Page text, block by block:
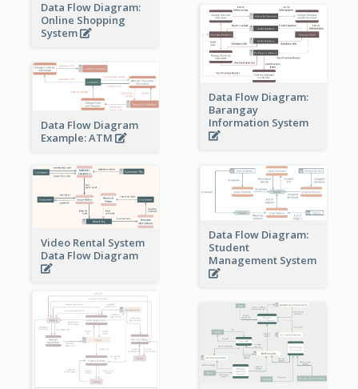
Data Flow Diagram:
Online Shopping
System
Data Flow Diagram:
Barangay
Information System
Data Flow Diagram
Example: ATM
Video Rental System
Data Flow Diagram
Data Flow Diagram:
Student
Management System